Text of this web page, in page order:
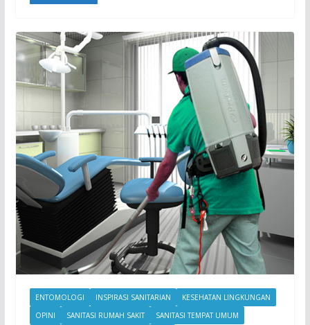
ENTOMOLOGI INSPIRASI SANITARIAN
KESEHATAN LINGKUNGAN
OPINI
SANITASI RUMAH SAKIT
SANITASI TEMPAT UMUM